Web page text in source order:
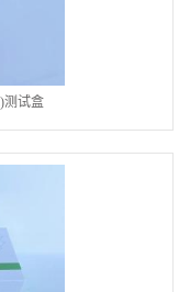
测试盒